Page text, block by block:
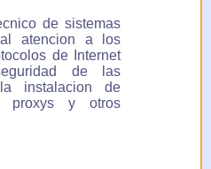
de sistemas
atencion a los
de Internet
de las
la instalacion de
proxys y otros